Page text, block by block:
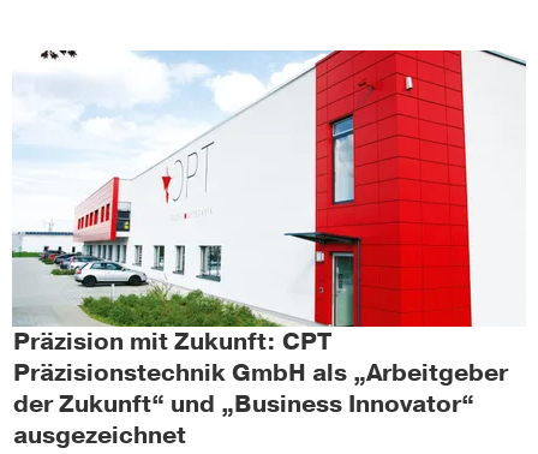
Präzision mit Zukunft: CPT
Präzisionstechnik GmbH als „Arbeitgeber
der Zukunft“ und „Business Innovator“
ausgezeichnet